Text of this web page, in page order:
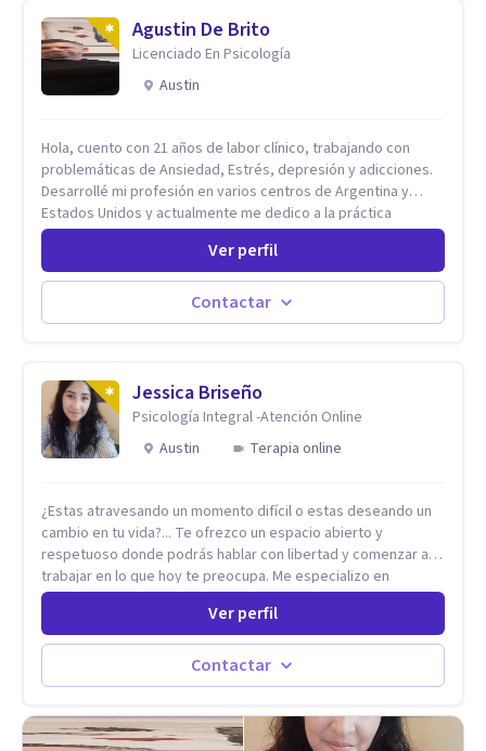
Agustin De Brito
Licenciado En Psicología
Austin
Hola, cuento con 21 años de labor clínico, trabajando con
problemáticas de Ansiedad, Estrés, depresión y adicciones.
Desarrollé mi profesión en varios centros de Argentina y
Estados Unidos y actualmente me dedico a la práctica
privada. Utilizo terapias cognitivas conductuales basadas en
evidencia científica con comprobados resultados. Los
objetivos terapéuticos están centrados en brindar
herramientas concretas para el cambio, que permitan
desarrollar nuevas habilidades y estrategias basadas en la
Ver perfil
Contactar
Jessica Briseño
Psicología Integral -Atención Online
Austin
Terapia online
¿Estas atravesando un momento difícil o estas deseando un
cambio en tu vida?... Te ofrezco un espacio abierto y
respetuoso donde podrás hablar con libertad y comenzar a
trabajar en lo que hoy te preocupa. Me especializo en
Trastornos de Ansiedad y a lo largo de mi experiencia
profesional he acompañado a muchas Familias y Parejas con
distintas problemáticas como el manejo del estrés,
Autoestima, Gestión de la Ira, Depresión, Retos en la Crianza,
Codependencia, Celos, entre otros. Cuento con más de 12
trabajado en distintos contextos clínicos con niños,
Ver perfil
Contactar